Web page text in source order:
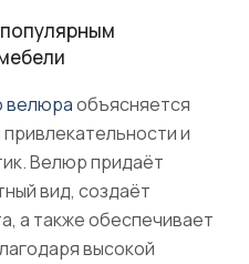
велюраобъясняется
и
Велюр придаёт
вид, создаёт
а также обеспечивает
высокой